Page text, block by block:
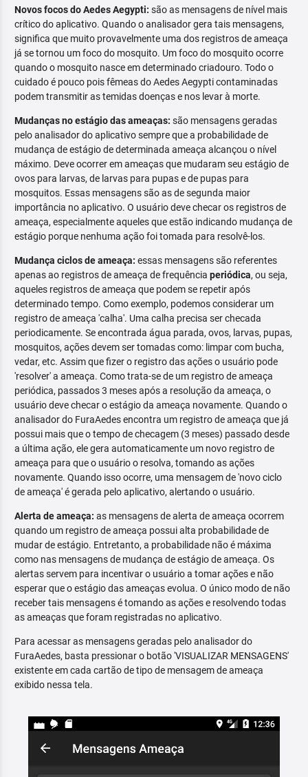
Novos focos do Aedes Aegypti: são as mensagens de nível mais
crítico do aplicativo. Quando o analisador gera tais mensagens,
significa que muito provavelmente uma dos registros de ameaça
já se tornou um foco do mosquito. Um foco do mosquito ocorre
quando o mosquito nasce em determinado criadouro. Todo o
cuidado é pouco pois fêmeas do Aedes Aegypti contaminadas
podem transmitir as temidas doenças e nos levar à morte.
Mudanças no estágio das ameaças: são mensagens geradas
pelo analisador do aplicativo sempre que a probabilidade de
mudança de estágio de determinada ameaça alcançou o nível
máximo. Deve ocorrer em ameaças que mudaram seu estágio de
ovos para larvas, de larvas para pupas e de pupas para
mosquitos. Essas mensagens são as de segunda maior
importância no aplicativo. O usuário deve checar os registros de
ameaça, especialmente aqueles que estão indicando mudança de
estágio porque nenhuma ação foi tomada para resolvê-los.
Mudança ciclos de ameaça: essas mensagens são referentes
apenas ao registros de ameaça de frequência periódica, ou seja,
aqueles registros de ameaça que podem se repetir após
determinado tempo. Como exemplo, podemos considerar um
registro de ameaça 'calha'. Uma calha precisa ser checada
periodicamente. Se encontrada água parada, ovos, larvas, pupas,
mosquitos, ações devem ser tomadas como: limpar com bucha,
vedar, etc. Assim que fizer o registro das ações o usuário pode
'resolver' a ameaça. Como trata-se de um registro de ameaça
periódica, passados 3 meses após a resolução da ameaça, o
usuário deve checar o estágio da ameaça novamente. Quando o
analisador do FuraAedes encontra um registro de ameaça que já
possui mais que o tempo de checagem (3 meses) passado desde
a última ação, ele gera automaticamente um novo registro de
ameaça para que o usuário o resolva, tomando as ações
novamente. Quando isso ocorre, uma mensagem de 'novo ciclo
de ameaça' é gerada pelo aplicativo, alertando o usuário.
Alerta de ameaça: as mensagens de alerta de ameaça ocorrem
quando um registro de ameaça possui alta probabilidade de
mudar de estágio. Entretanto, a probabilidade não é máxima
como nas mensagens de mudança de estágio de ameaça. Os
alertas servem para incentivar o usuário a tomar ações e não
esperar que o estágio das ameaças evolua. O único modo de não
receber tais mensagens é tomando as ações e resolvendo todas
as ameaças que foram registradas no aplicativo.
Para acessar as mensagens geradas pelo analisador do
FuraAedes, basta pressionar o botão 'VISUALIZAR MENSAGENS'
existente em cada cartão de tipo de mensagem de ameaça
exibido nessa tela.